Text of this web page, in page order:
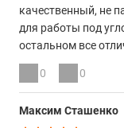
качественный, не
для работы под
остальном все
0 0
Максим Сташенко